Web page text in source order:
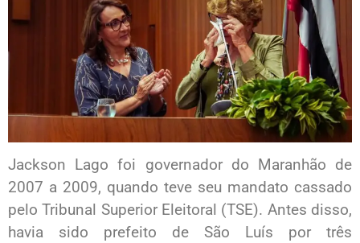
Jackson Lago foi governador do Maranhão de
2007 a 2009, quando teve seu mandato cassado
pelo Tribunal Superior Eleitoral (TSE). Antes disso,
havia sido prefeito de São Luís por três